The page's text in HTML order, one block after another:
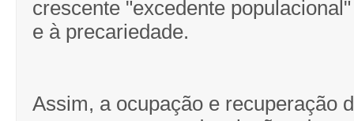
crescente "excedente
e à precariedade.
Assim, a ocupação e recuperação